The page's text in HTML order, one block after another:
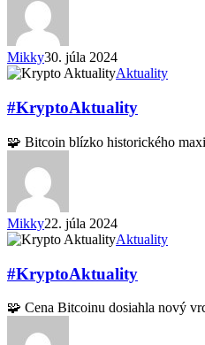
Mikky30. júla 2024
#KryptoAktuality
Aktuality
#KryptoAktuality
🧩 Bitcoin blízko historického
Mikky22. júla 2024
#KryptoAktuality
Aktuality
#KryptoAktuality
🧩 Cena Bitcoinu dosiahla nový